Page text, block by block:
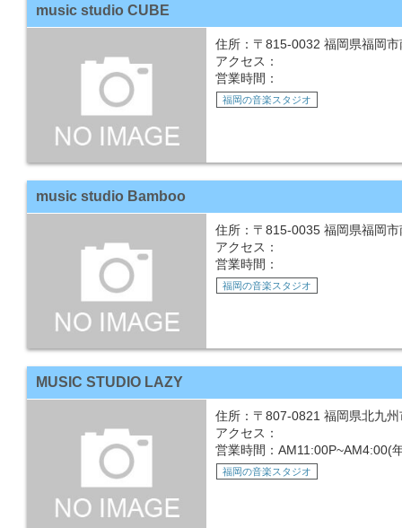
music studio CUBE
住所：〒815-0032 福岡県福岡
アクセス：
営業時間：
福岡の音楽スタジオ
music studio Bamboo
住所：〒815-0035 福岡県福岡
アクセス：
営業時間：
福岡の音楽スタジオ
MUSIC STUDIO LAZY
住所：〒807-0821 福岡県北九
アクセス：
営業時間：AM11:00P~AM4:00(
福岡の音楽スタジオ